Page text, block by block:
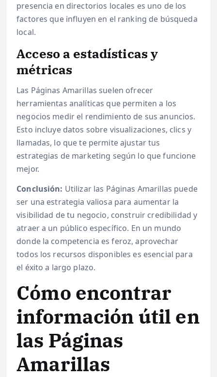
presencia en directorios locales es uno de los
factores que influyen en el ranking de búsqueda
local.
Acceso a estadísticas y
métricas
Las Páginas Amarillas suelen ofrecer
herramientas analíticas que permiten a los
negocios medir el rendimiento de sus anuncios.
Esto incluye datos sobre visualizaciones, clics y
llamadas, lo que te permite ajustar tus
estrategias de marketing según lo que funcione
mejor.
Conclusión: Utilizar las Páginas Amarillas puede
ser una estrategia valiosa para aumentar la
visibilidad de tu negocio, construir credibilidad y
atraer a un público específico. En un mundo
donde la competencia es feroz, aprovechar
todos los recursos disponibles es esencial para
el éxito a largo plazo.
Cómo encontrar
información útil en
las Páginas
Amarillas